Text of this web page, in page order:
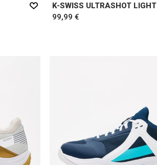
K-SWISS ULTRASHOT LIGHT
99,99 €